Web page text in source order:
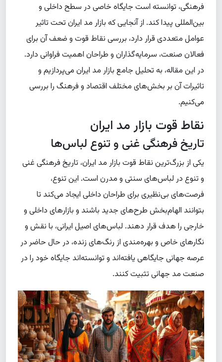
فرهنگی، توانسته است جایگاه خاصی در سطح داخلی و
بین‌المللی پیدا کند. از آنجایی که بازار مد ایران تحت تاثیر
عوامل متعددی قرار دارد، بررسی نقاط قوت و ضعف آن برای
فعالان صنعت، سرمایه‌گذاران و طراحان اهمیت فراوانی دارد.
در این مقاله، به تحلیل جامع بازار مد ایران می‌پردازیم و
تاثیرات آن بر بخش‌های مختلف اقتصاد و فرهنگ را بررسی
می‌کنیم.
نقاط قوت بازار مد ایران
تاریخ فرهنگی غنی و تنوع لباس‌ها
یکی از بزرگ‌ترین نقاط قوت بازار مد ایران، تاریخ فرهنگی غنی
و تنوع در لباس‌های سنتی و مدرن است. این تنوع،
فرصت‌های بی‌نظیری برای طراحان داخلی ایجاد می‌کند تا
بتوانند الهام‌بخش طرح‌های جدید باشند و بازارهای داخلی و
خارجی را هدف قرار دهند. لباس‌های اصیل ایرانی، با نقش و
نگارهای خاص و بهره‌مندی از رنگ‌های زنده، در حال حاضر در
عرصه جهانی جایگاهی یافته‌اند و توانسته‌اند جایگاه خود را در
صنعت مد جهانی تثبیت کنند.